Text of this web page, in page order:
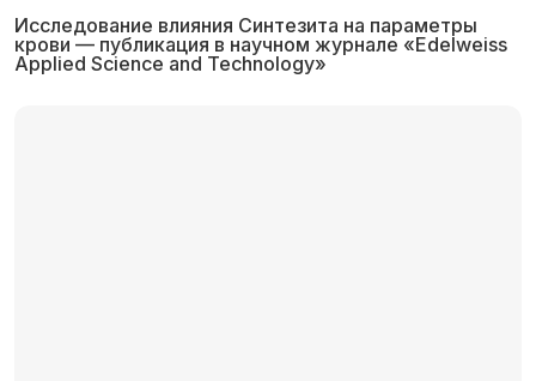
Исследование влияния Синтезита на параметры
крови — публикация в научном журнале «Edelweiss
Applied Science and Technology»